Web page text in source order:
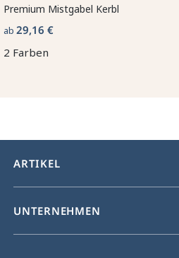
Premium Mistgabel Kerbl
ab 29,16 €
2 Farben
ARTIKEL
UNTERNEHMEN